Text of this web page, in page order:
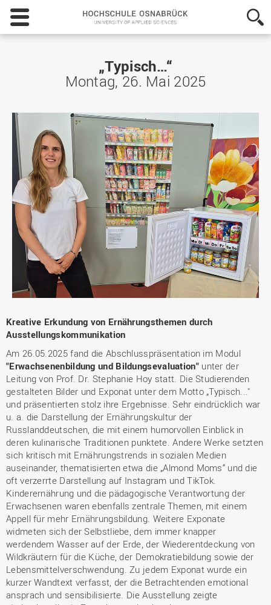
Hochschule
Osnabrück
-
„Typisch…“
Montag, 26. Mai 2025
Kreative Erkundung von Ernährungsthemen durch
Ausstellungskommunikation
Am 26.05.2025 fand die Abschlusspräsentation im Modul
"Erwachsenenbildung und Bildungsevaluation"unter der
Leitung von Prof. Dr. Stephanie Hoy statt. Die Studierenden
gestalteten Bilder und Exponat unter dem Motto „Typisch..."
und präsentierten stolz ihre Ergebnisse. Sehr eindrücklich war
u. a. die Darstellung der Ernährungskultur der
Russlanddeutschen, die mit einem humorvollen Einblick in
deren kulinarische Traditionen punktete. Andere Werke setzten
sich kritisch mit Ernährungstrends in sozialen Medien
auseinander, thematisierten etwa die „Almond Moms“ und die
oft verzerrte Darstellung auf Instagram und TikTok.
Kinderernährung und die pädagogische Verantwortung der
Erwachsenen waren ebenfalls zentrale Themen, mit einem
Appell für mehr Ernährungsbildung. Weitere Exponate
widmeten sich der Selbstliebe, dem immer knapper
werdendem Wasser auf der Erde, der Wiederentdeckung von
Wildkräutern für die Küche, der Demokratiebildung sowie der
Lebensmittelverschwendung. Zu jedem Exponat wurde ein
kurzer Wandtext verfasst, der die Betrachtenden emotional
ansprach und sensibilisierte. Die Ausstellung zeigte